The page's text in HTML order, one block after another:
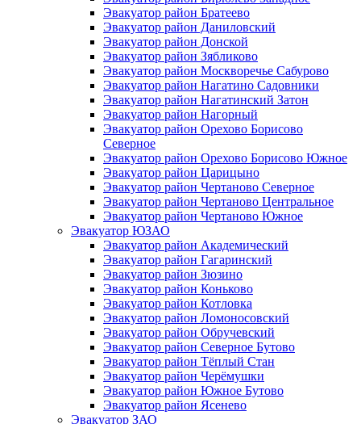
Эвакуатор район Братеево
Эвакуатор район Даниловский
Эвакуатор район Донской
Эвакуатор район Зябликово
Эвакуатор район Москворечье Сабурово
Эвакуатор район Нагатино Cадовники
Эвакуатор район Нагатинский Затон
Эвакуатор район Нагорный
Эвакуатор район Орехово Борисово
Северное
Эвакуатор район Орехово Борисово Южное
Эвакуатор район Царицыно
Эвакуатор район Чертаново Северное
Эвакуатор район Чертаново Центральное
Эвакуатор район Чертаново Южное
Эвакуатор ЮЗАО
Эвакуатор район Академический
Эвакуатор район Гагаринский
Эвакуатор район Зюзино
Эвакуатор район Коньково
Эвакуатор район Котловка
Эвакуатор район Ломоносовский
Эвакуатор район Обручевский
Эвакуатор район Северное Бутово
Эвакуатор район Тёплый Стан
Эвакуатор район Черёмушки
Эвакуатор район Южное Бутово
Эвакуатор район Ясенево
Эвакуатор ЗАО